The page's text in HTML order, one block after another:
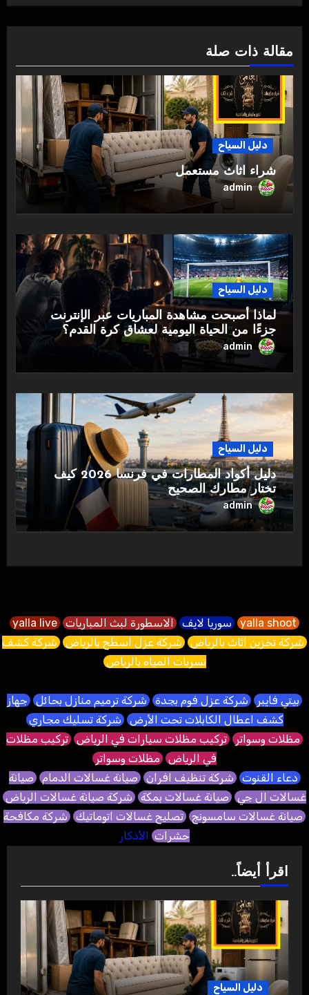
مقالة ذات صلة
دليل السياح
شراء اثاث مستعمل
admin
دليل السياح
لماذا أصبحت مشاهدة المباريات عبر الإنترنت
جزءًا من الحياة اليومية لعشاق كرة القدم؟
admin
دليل السياح
دليل أكواد المطارات في فرنسا 2026 كيف
تختار مطارك الصحيح
admin
yalla shoot سوريا لايف الاسطورة لبث المباريات yalla live
شركة تخزين اثاث بالرياض شركة عزل اسطح بالرياض شركة كشف
تسربات المياه بالرياض
بيتي فايبر شركة عزل فوم بجدة شركة ترميم منازل بحائل جهاز
كشف اعطال الكابلات تحت الأرض شركة تسليك مجاري
مظلات وسواتر تركيب مظلات سيارات في الرياض تركيب مظلات
في الرياض مظلات وسواتر
دعاء القنوت شركة تنظيف افران صيانة غسالات الدمام صيانة
غسالات ال جي صيانة غسالات بمكة شركة صيانة غسالات الرياض
صيانة غسالات سامسونج تصليح غسالات اتوماتيك شركة مكافحة
حشرات الأذكار
اقرأ أيضاً..
دليل السياح